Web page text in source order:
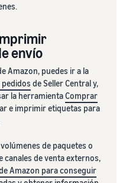
envío
Amazon, puedes ir a la
pedidos de Seller Central y,
la herramientaComprar
e imprimir etiquetas para
de paquetes o
canales de venta externos,
Amazon para conseguir